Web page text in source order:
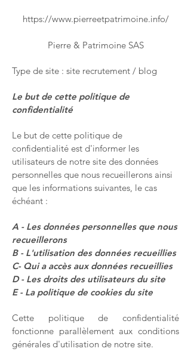
https://www.pierreetpatrimoine.info/
Pierre & Patrimoine SAS
Type de site : site recrutement / blog
Le but de cette politique de
confidentialité
Le but de cette politique de
confidentialité est d'informer les
utilisateurs de notre site des données
personnelles que nous recueillerons ainsi
que les informations suivantes, le cas
échéant :
A - Les données personnelles que nous
recueillerons
B - L'utilisation des données recueillies
C- Qui a accès aux données recueillies
D - Les droits des utilisateurs du site
E - La politique de cookies du site
Cette politique de confidentialité
fonctionne parallèlement aux conditions
générales d'utilisation de notre site.